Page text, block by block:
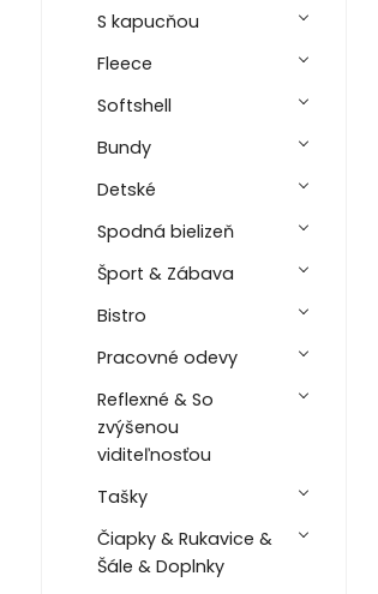
S kapucňou
Fleece
Softshell
Bundy
Detské
Spodná bielizeň
Šport & Zábava
Bistro
Pracovné odevy
Reflexné & So
zvýšenou
viditeľnosťou
Tašky
Čiapky & Rukavice &
Šále & Doplnky